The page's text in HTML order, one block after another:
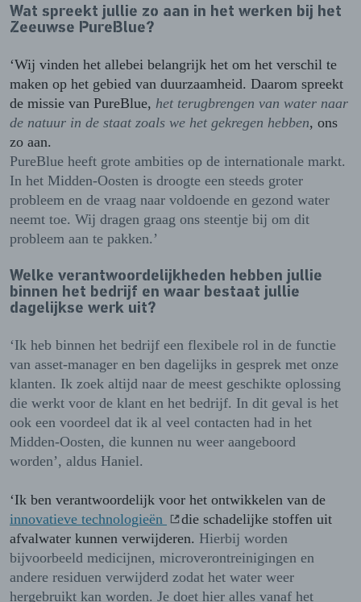
Wat spreekt jullie zo aan in het werken bij het
Zeeuwse PureBlue?
‘Wij vinden het allebei belangrijk het om het verschil te
maken op het gebied van duurzaamheid. Daarom spreekt
de missie van PureBlue, het terugbrengen van water naar
de natuur in de staat zoals we het gekregen hebben, ons
zo aan.
PureBlue heeft grote ambities op de internationale markt.
In het Midden-Oosten is droogte een steeds groter
probleem en de vraag naar voldoende en gezond water
neemt toe. Wij dragen graag ons steentje bij om dit
probleem aan te pakken.’
Welke verantwoordelijkheden hebben jullie
binnen het bedrijf en waar bestaat jullie
dagelijkse werk uit?
‘Ik heb binnen het bedrijf een flexibele rol in de functie
van asset-manager en ben dagelijks in gesprek met onze
klanten. Ik zoek altijd naar de meest geschikte oplossing
die werkt voor de klant en het bedrijf. In dit geval is het
ook een voordeel dat ik al veel contacten had in het
Midden-Oosten, die kunnen nu weer aangeboord
worden’, aldus Haniel.
‘Ik ben verantwoordelijk voor het ontwikkelen van de
innovatieve technologieën
die schadelijke stoffen uit
afvalwater kunnen verwijderen. Hierbij worden
bijvoorbeeld medicijnen, microverontreinigingen en
andere residuen verwijderd zodat het water weer
hergebruikt kan worden. Je doet hier alles vanaf het